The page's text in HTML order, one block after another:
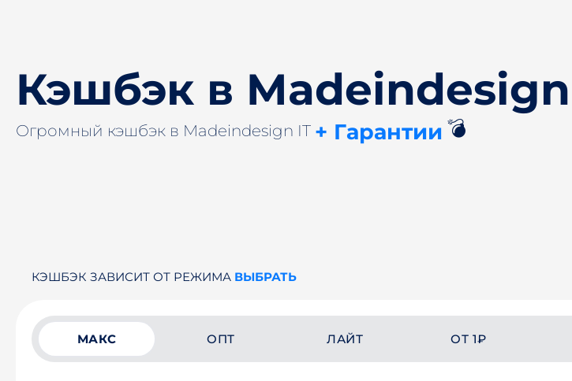
Кэшбэк в
Огромный кэшбэк в Madeindesign IT + Гарантии 💣
КЭШБЭК ЗАВИСИТ ОТ РЕЖИМА ВЫБРАТЬ
МАКС ОПТ ЛАЙТ ОТ 1₽